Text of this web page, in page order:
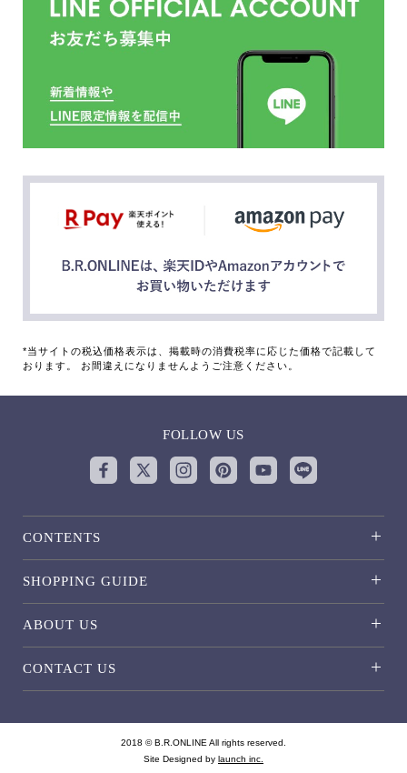
*当サイトの税込価格表示は、掲載時の消費税率に応じた価格で記載して
おります。 お間違えになりませんようご注意ください。
FOLLOW US
CONTENTS
SHOPPING GUIDE
ABOUT US
CONTACT US
2018 © B.R.ONLINE All rights reserved.
Site Designed by launch inc.